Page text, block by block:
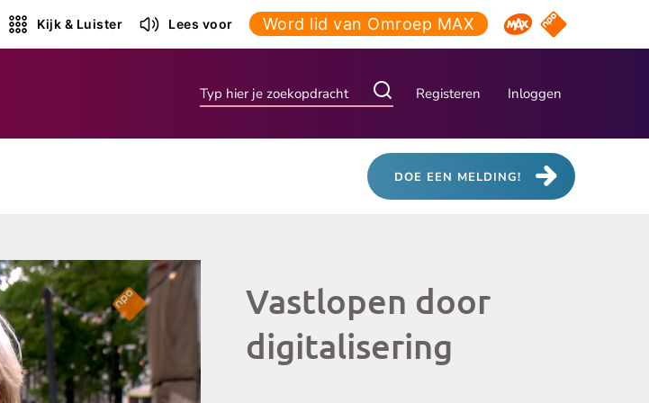
Kijk & Luister Lees voor Word lid van Omroep MAX Omroep MAX
NPO Start
Registeren Inloggen
DOE EEN MELDING!
Vastlopen door
digitalisering